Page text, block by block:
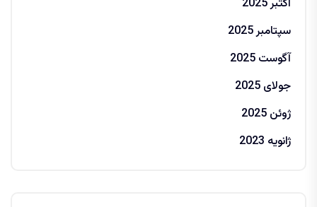
اکتبر 2025
سپتامبر 2025
آگوست 2025
جولای 2025
ژوئن 2025
ژانویه 2023